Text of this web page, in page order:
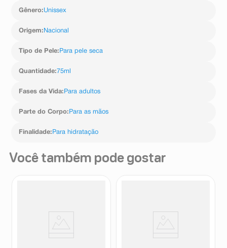
Crosspolymer, Methylparaben, Triethanolamine,
Gênero:Unissex
Origem: Nacional
Tipo de Pele: Para pele seca
Quantidade:75ml
Fases da Vida: Para adultos
Parte do Corpo: Para as mãos
Finalidade: Para hidratação
Você também pode gostar